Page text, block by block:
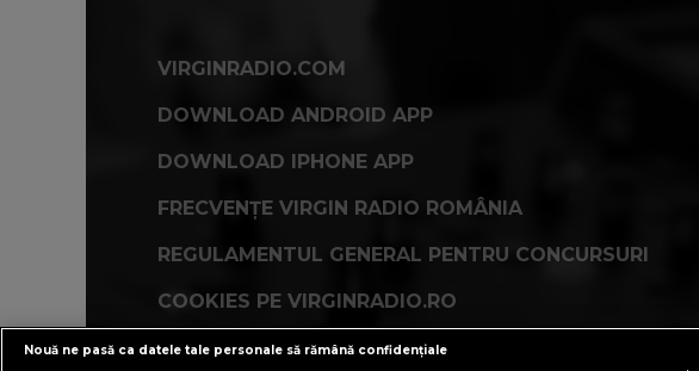
VIRGINRADIO.COM
DOWNLOAD ANDROID APP
DOWNLOAD IPHONE APP
FRECVENȚE VIRGIN RADIO ROMÂNIA
REGULAMENTUL GENERAL PENTRU CONCURSURI
COOKIES PE VIRGINRADIO.RO
Nouă ne pasă ca datele tale personale să rămână confidențiale